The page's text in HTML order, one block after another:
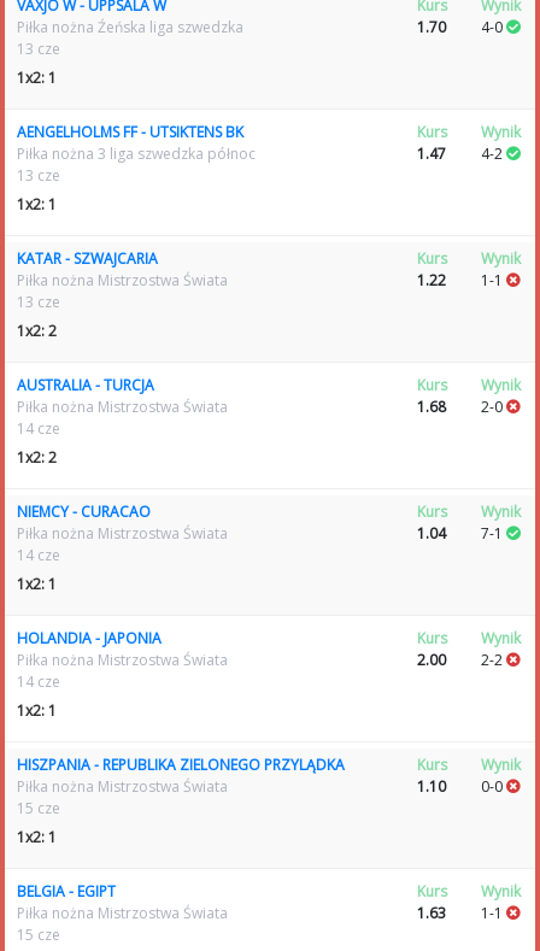
VÄXJÖ W - UPPSALA W
Piłka nożna Źeńska liga szwedzka
13 cze
1x2: 1
Kurs
1.70
Wynik
4-0
AENGELHOLMS FF - UTSIKTENS BK
Piłka nożna 3 liga szwedzka północ
13 cze
1x2: 1
Kurs
1.47
Wynik
4-2
KATAR - SZWAJCARIA
Piłka nożna Mistrzostwa Świata
13 cze
1x2: 2
Kurs
1.22
Wynik
1-1
AUSTRALIA - TURCJA
Piłka nożna Mistrzostwa Świata
14 cze
1x2: 2
Kurs
1.68
Wynik
2-0
NIEMCY - CURACAO
Piłka nożna Mistrzostwa Świata
14 cze
1x2: 1
Kurs
1.04
Wynik
7-1
HOLANDIA - JAPONIA
Piłka nożna Mistrzostwa Świata
14 cze
1x2: 1
Kurs
2.00
Wynik
2-2
HISZPANIA - REPUBLIKA ZIELONEGO PRZYLĄDKA
Piłka nożna Mistrzostwa Świata
15 cze
1x2: 1
Kurs
1.10
Wynik
0-0
BELGIA - EGIPT
Piłka nożna Mistrzostwa Świata
15 cze
Kurs
1.63
Wynik
1-1